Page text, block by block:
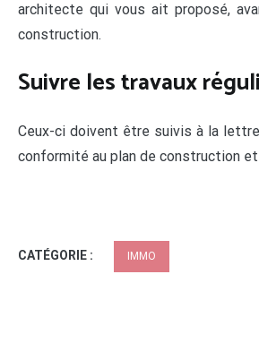
architecte qui vous ait proposé,
construction.
Suivre les travaux
Ceux-ci doivent être suivis à la
conformité au plan de construction
CATÉGORIE : IMMO